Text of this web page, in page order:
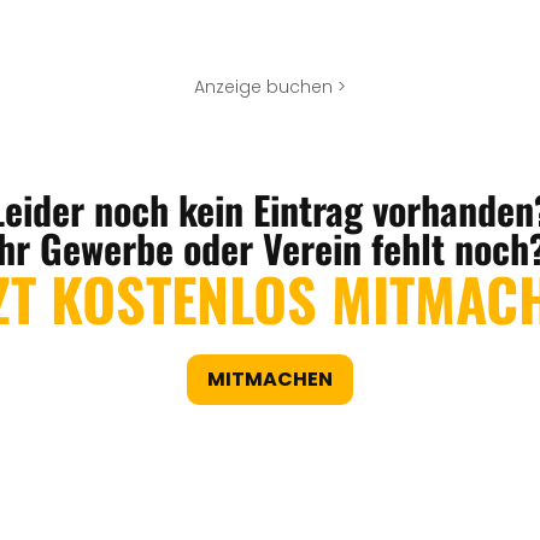
Anzeige buchen >
noch kein Eintrag
Gewerbe oder Verein fehlt
KOSTENLOS
MITMACHEN